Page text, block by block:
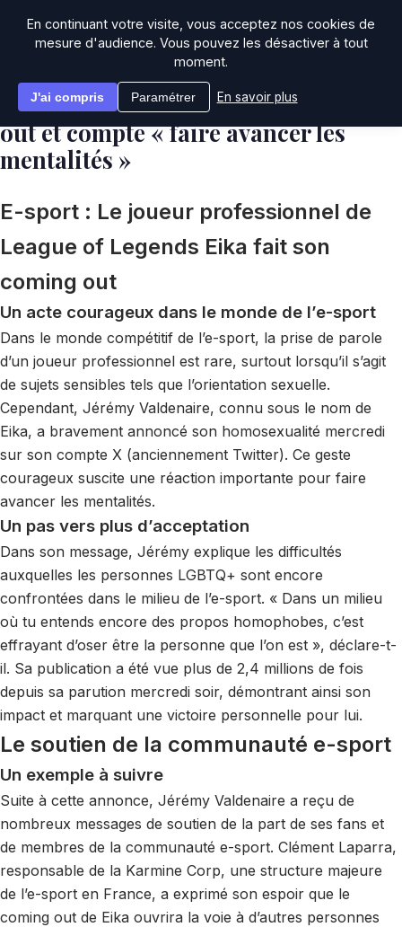
E-sport : Le joueur pro de « League
of Legends » Eika fait son coming
out et compte « faire avancer les
mentalités »
E-sport : Le joueur professionnel de
League of Legends Eika fait son
coming out
Un acte courageux dans le monde de l’e-sport
Dans le monde compétitif de l’e-sport, la prise de parole
d’un joueur professionnel est rare, surtout lorsqu’il s’agit
de sujets sensibles tels que l’orientation sexuelle.
Cependant, Jérémy Valdenaire, connu sous le nom de
Eika, a bravement annoncé son homosexualité mercredi
sur son compte X (anciennement Twitter). Ce geste
courageux suscite une réaction importante pour faire
avancer les mentalités.
Un pas vers plus d’acceptation
Dans son message, Jérémy explique les difficultés
auxquelles les personnes LGBTQ+ sont encore
confrontées dans le milieu de l’e-sport. « Dans un milieu
où tu entends encore des propos homophobes, c’est
effrayant d’oser être la personne que l’on est », déclare-t-
il. Sa publication a été vue plus de 2,4 millions de fois
depuis sa parution mercredi soir, démontrant ainsi son
impact et marquant une victoire personnelle pour lui.
Le soutien de la communauté e-sport
Un exemple à suivre
Suite à cette annonce, Jérémy Valdenaire a reçu de
nombreux messages de soutien de la part de ses fans et
de membres de la communauté e-sport. Clément Laparra,
responsable de la Karmine Corp, une structure majeure
de l’e-sport en France, a exprimé son espoir que le
coming out de Eika ouvrira la voie à d’autres personnes
En continuant votre visite, vous acceptez nos cookies de
mesure d'audience. Vous pouvez les désactiver à tout
moment.
J'ai compris Paramétrer En savoir plus